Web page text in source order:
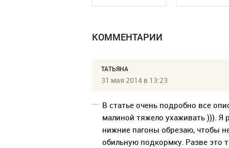
КОММЕНТАРИИ
ТАТЬЯНА
31 мая 2014 в 13:23
В статье очень подробно все
малиной тяжело ухаживать ))). Я
нижние пагоны обрезаю, чтобы
обильную подкормку. Разве это